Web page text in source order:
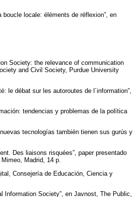
locale: éléments de réflexion”, en
Society: the relevance of communication
and Civil Society, Purdue University
le débat sur les autoroutes de l´information”,
tendencias y problemas de la política
tecnologías también tienen sus gurús y
Des liaisons risquées”, paper presentado
Madrid, 14 p.
Consejería de Educación, Ciencia y
Information Society”, en Javnost, The Public,